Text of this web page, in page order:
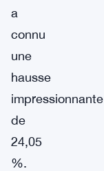
a
connu
une
hausse
impressionnante
de
24,05
%.